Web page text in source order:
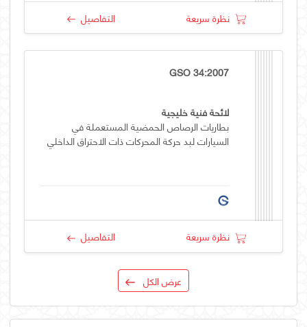
نظرة سريعة التفاصيل
GSO 34:2007
لائحة فنية خليجية
بطاريات الرصاص الحمضية المستعملة في
السيارات لبد حركة المحركات ذات الاحتراق الداخلي
نظرة سريعة التفاصيل
عرض الكل